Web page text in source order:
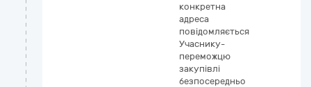
конкретна
адреса
повідомляється
Учаснику-
переможцю
закупівлі
безпосередньо